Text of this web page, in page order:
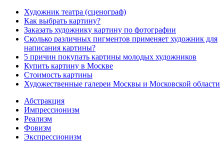
Художник театра (сценограф)
Как выбрать картину?
Заказать художнику картину по фотографии
Сколько различных пигментов применяет художник для
написания картины?
5 причин покупать картины молодых художников
Купить картину в Москве
Стоимость картины
Художественные галереи Москвы и Московской области
Абстракция
Импрессионизм
Реализм
Фовизм
Экспрессионизм